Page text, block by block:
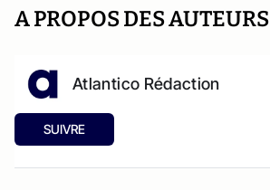
A PROPOS DES AUTEURS
Atlantico Rédaction
SUIVRE